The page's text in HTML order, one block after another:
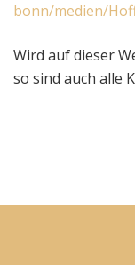
bonn/medien/
Wird auf dieser
so sind auch alle